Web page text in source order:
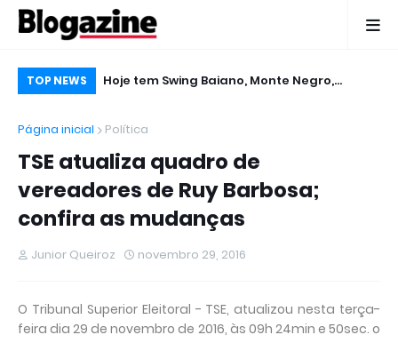
TOP NEWS
em
Hoje tem Swing Baiano, Monte Negro,
2016 em Ruy Barbosa
Página inicial
Política
TSE atualiza quadro de
vereadores de Ruy Barbosa;
confira as mudanças
Junior Queiroz novembro 29, 2016
O Tribunal Superior Eleitoral - TSE, atualizou nesta terça-
feira dia 29 de novembro de 2016, às 09h 24min e 50sec. o